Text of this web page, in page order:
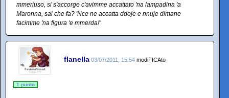
mmeriuso, si s'accorge c'avimme accattato 'na lampadina 'a
Maronna, sai che fa? 'Nce ne accatta ddoje e nnuje dimane
facimme 'na figura 'e mmerda!"
flanella 03/07/2011, 15:54 modiFICAto
1 punto